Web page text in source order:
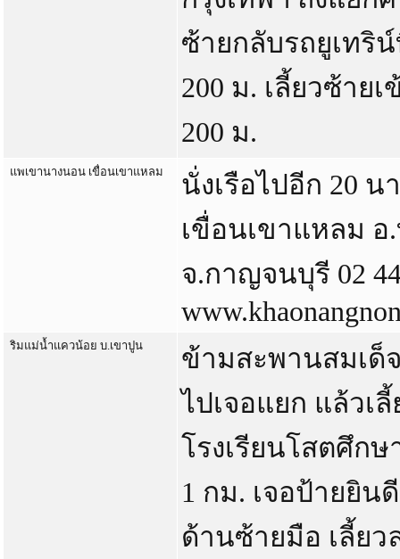
ซ้ายกลับรถยูเทริ
200 ม. เลี้ยวซ้าย
200 ม.
แพเขานางนอน เขื่อนเขาแหลม
นั่งเรือไปอีก 20
เขื่อนเขาแหลม อ
จ.กาญจนบุรี 02
ริมแม่น้ำแควน้อย บ.เขาปูน
ข้ามสะพานสมเด็
ไปเจอแยก แล้วเ
โรงเรียนโสตศึก
1 กม. เจอป้ายยิน
ด้านซ้ายมือ เลี้ยว